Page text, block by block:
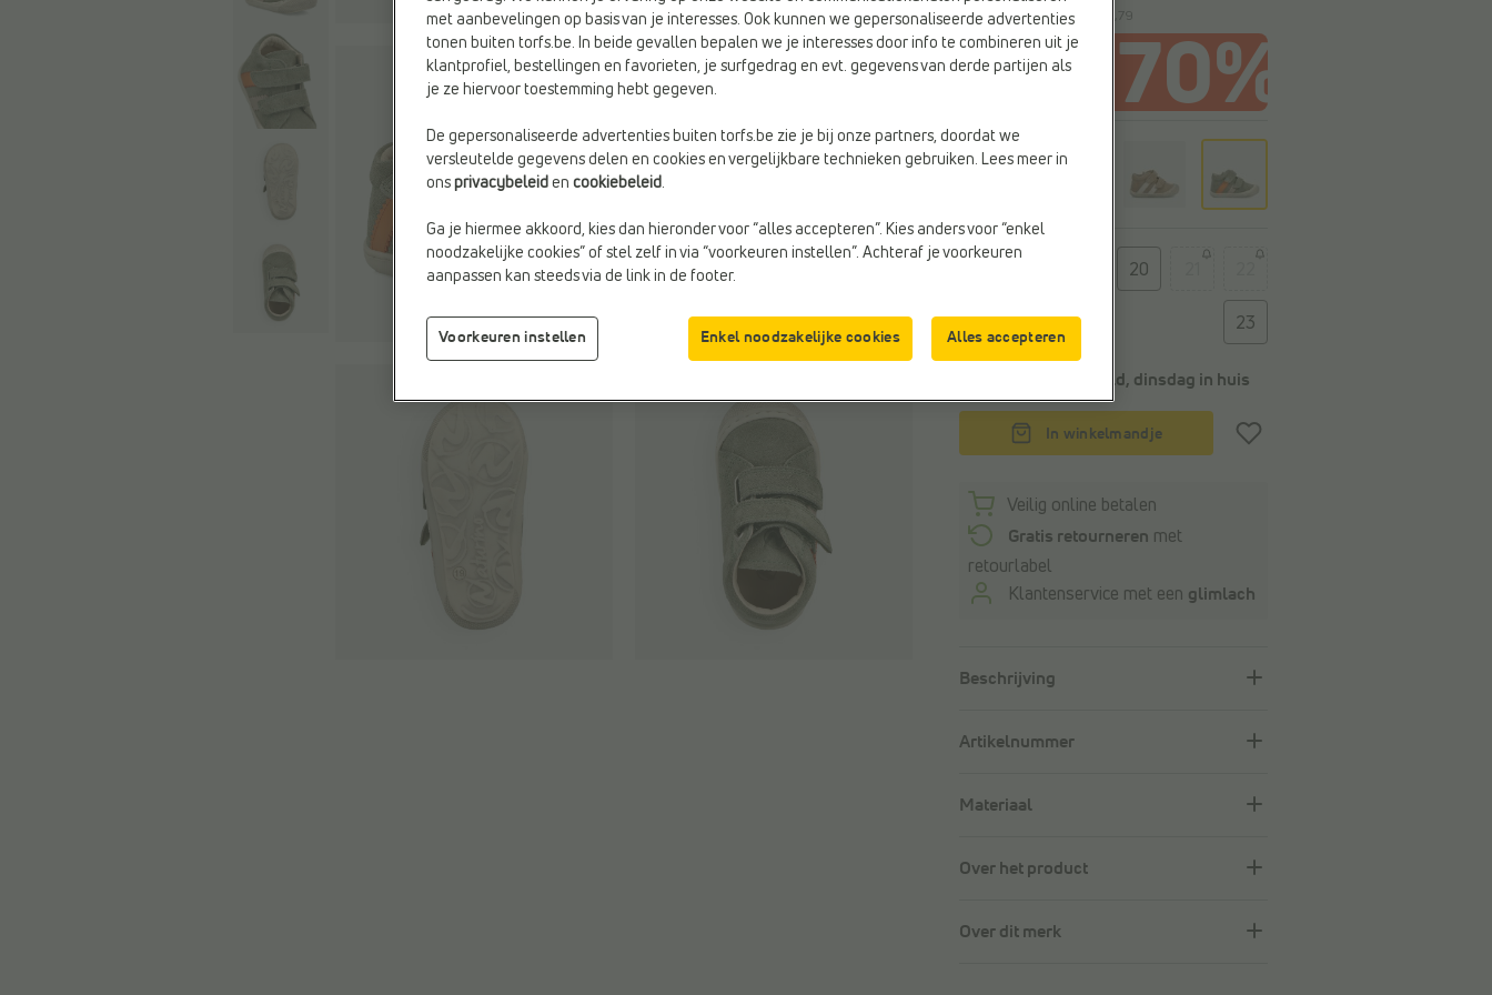
Vorige laagste prijs: € 68,79
Kleur
Maat
20
23
Voor 22u besteld, dinsdag in huis
In winkelmandje
Veilig online betalen
Gratis retourneren met
retourlabel
Klantenservice met een glimlach
Beschrijving
Artikelnummer
Materiaal
Over het product
Over dit merk
met aanbevelingen op basis van je interesses. Ook kunnen we gepersonaliseerde advertenties
tonen buiten torfs.be. In beide gevallen bepalen we je interesses door info te combineren uit je
klantprofiel, bestellingen en favorieten, je surfgedrag en evt. gegevens van derde partijen als
je ze hiervoor toestemming hebt gegeven.
De gepersonaliseerde advertenties buiten torfs.be zie je bij onze partners, doordat we
versleutelde gegevens delen en cookies en vergelijkbare technieken gebruiken. Lees meer in
ons privacybeleid en cookiebeleid
Ga je hiermee akkoord, kies dan hieronder voor “alles accepteren”. Kies anders voor “enkel
noodzakelijke cookies” of stel zelf in via “voorkeuren instellen”. Achteraf je voorkeuren
aanpassen kan steeds via de link in de footer.
Voorkeuren instellen Enkel noodzakelijke cookies Alles accepteren